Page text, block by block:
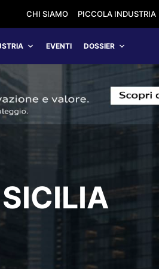
CHI SIAMO PICCOLA INDUSTRIA
EVENTI DOSSIER